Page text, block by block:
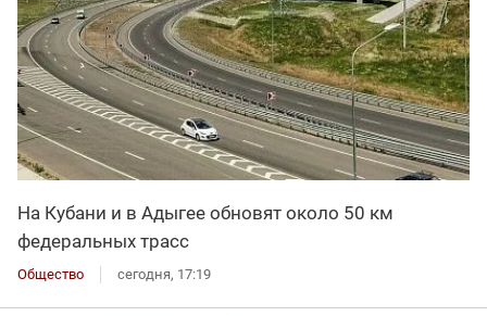
На Кубани и в Адыгее обновят около 50 км
федеральных трасс
Общество сегодня, 17:19